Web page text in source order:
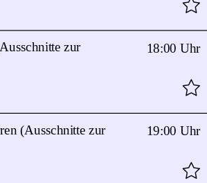
18:00 Uhr
zur
19:00 Uhr
(Ausschnitte zur